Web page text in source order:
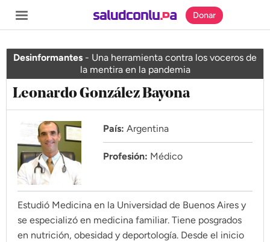
Inicio
Noticias
Especiales
Nosotros
COBERTURAS
Donar
Desinformantes - Una herramienta contra los voceros de
la mentira en la pandemia
Leonardo González Bayona
País: Argentina
Profesión: Médico
Estudió Medicina en la Universidad de Buenos Aires y
se especializó en medicina familiar. Tiene posgrados
en nutrición, obesidad y deportología. Desde el inicio